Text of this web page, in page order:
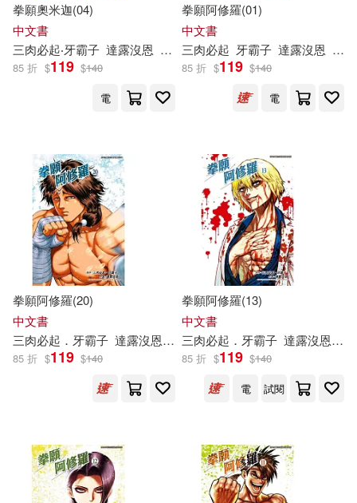
拳願奧米迦(04)
中文書
三肉必起‧牙霸子 達露沒恩 yoshiki
85 折 $119 $140
電
拳願阿修羅(01)
中文書
三肉必起 牙霸子 達露沒恩 砂
85 折 $119 $140
電
拳願阿修羅(20)
中文書
三肉必起 ． 牙霸子 達露沒恩 沙輪忍
85 折 $119 $140
拳願阿修羅(13)
中文書
三肉必起 ． 牙霸子 達露沒恩 砂
85 折 $119 $140
電
試閱